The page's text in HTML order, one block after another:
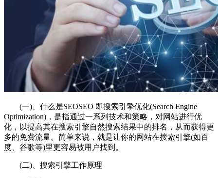
(一)、什么是SEOSEO 即搜索引擎优化(Search Engine
Optimization)，是指通过一系列技术和策略，对网站进行优
化，以提高其在搜索引擎自然搜索结果中的排名，从而获得更
多的免费流量。简单来说，就是让你的网站在搜索引擎(如百
度、谷歌等)里更容易被用户找到。
(二)、搜索引擎工作原理